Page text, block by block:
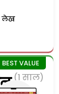
लेख
(1 साल)